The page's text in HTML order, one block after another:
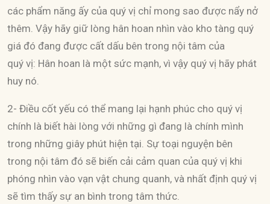
các phẩm năng ấy của quý vị chỉ mong sao được nẩy nở
thêm. Vậy hãy giữ lòng hân hoan nhìn vào kho tàng quý
giá đó đang được cất dấu bên trong nội tâm của
quý vị: Hân hoan là một sức mạnh, vì vậy quý vị hãy phát
huy nó.
2- Điều cốt yếu có thể mang lại hạnh phúc cho quý vị
chính là biết hài lòng với những gì đang là chính mình
trong những giây phút hiện tại. Sự toại nguyện bên
trong nội tâm đó sẽ biến cải cảm quan của quý vị khi
phóng nhìn vào vạn vật chung quanh, và nhất định quý vị
sẽ tìm thấy sự an bình trong tâm thức.